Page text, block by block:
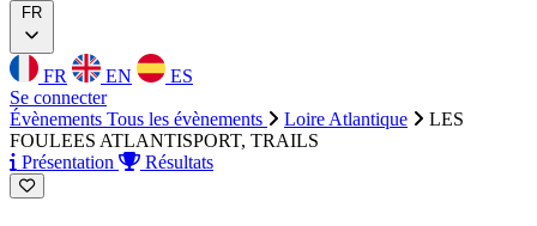
FR
FR EN
ES
Se connecter
Évènements Tous les évènements Loire Atlantique
LES
FOULEES ATLANTISPORT, TRAILS
Présentation
Résultats